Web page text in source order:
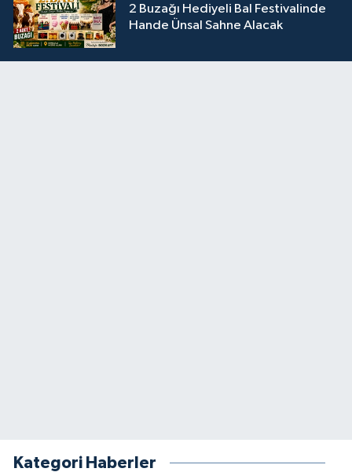
2 Buzağı Hediyeli Bal Festivalinde
Hande Ünsal Sahne Alacak
Kategori Haberler